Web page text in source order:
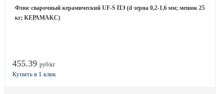
Флюс сварочный керамический UF-S ПЭ (d зерна 0,2-1,6 мм; мешок 25
кг; КЕРАМАКС)
455.39 руб/кг